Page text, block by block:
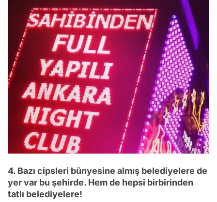
4. Bazı cipsleri bünyesine almış belediyelere de
yer var bu şehirde. Hem de hepsi birbirinden
tatlı belediyelere!